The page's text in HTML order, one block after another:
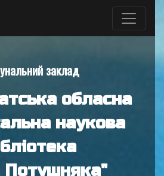
заклад
обласна
наукова
Потушняка"